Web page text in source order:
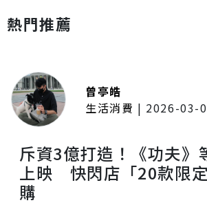
熱門推薦
曾亭皓
生活消費 | 2026-03-
斥資3億打造！《功夫》
上映 快閃店「20款限
購